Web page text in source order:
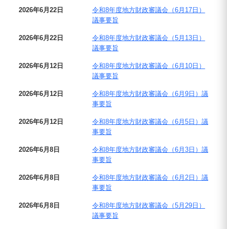
2026年6月22日
令和8年度地方財政審議会（6月17日）
議事要旨
2026年6月22日
令和8年度地方財政審議会（5月13日）
議事要旨
2026年6月12日
令和8年度地方財政審議会（6月10日）
議事要旨
2026年6月12日
令和8年度地方財政審議会（6月9日）議
事要旨
2026年6月12日
令和8年度地方財政審議会（6月5日）議
事要旨
2026年6月8日
令和8年度地方財政審議会（6月3日）議
事要旨
2026年6月8日
令和8年度地方財政審議会（6月2日）議
事要旨
2026年6月8日
令和8年度地方財政審議会（5月29日）
議事要旨